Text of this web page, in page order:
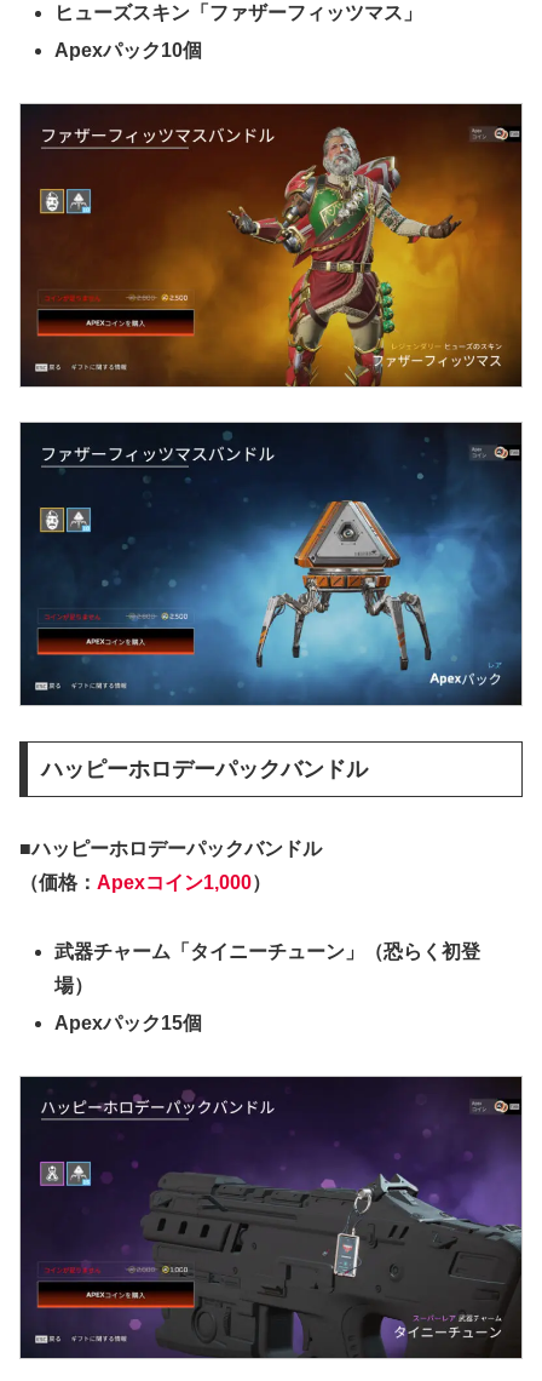
ヒューズスキン「ファザーフィッツマス」
Apexパック10個
ハッピーホロデーパックバンドル
■ハッピーホロデーパックバンドル
（価格： Apexコイン1,000）
武器チャーム「タイニーチューン」（恐らく初登
場）
Apexパック15個